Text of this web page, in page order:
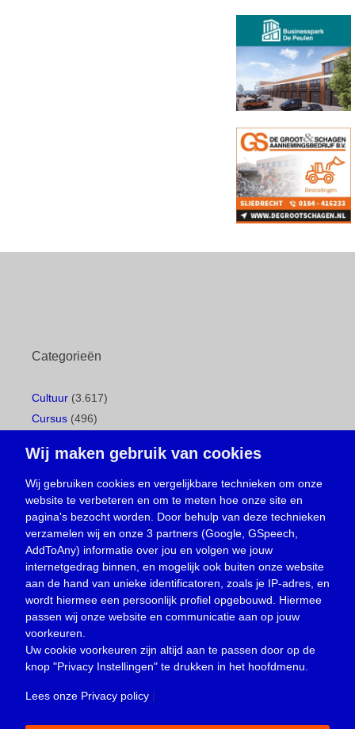
Categorieën
Cultuur (3.617)
Cursus (496)
Gemeentepagina(104)
Ingezonden brief(537)
Media(156)
Nieuws (23.329)
Oproep(734)
Overlijden(39)
Podcast(18)
prijsvraag (5)
Religie (1.438)
Service(226)
Wij maken gebruik van cookies
Wij gebruiken cookies en vergelijkbare technieken om onze
website te verbeteren en om te meten hoe onze site en
pagina's bezocht worden. Door behulp van deze technieken
verzamelen wij en onze 3 partners (Google, GSpeech,
AddToAny) informatie over jou en volgen we jouw
internetgedrag binnen, en mogelijk ook buiten onze website
aan de hand van unieke identificatoren, zoals je IP-adres, en
wordt hiermee een persoonlijk profiel opgebouwd. Hiermee
passen wij onze website en communicatie aan op jouw
voorkeuren.
Uw cookie voorkeuren zijn altijd aan te passen door op de
knop "Privacy Instellingen" te drukken in het hoofdmenu.
Lees onze Privacy policy |